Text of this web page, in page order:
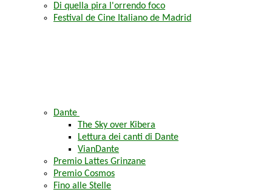
Di quella pira l'orrendo foco
Festival de Cine Italiano de Madrid
Dante
The Sky over Kibera
Lettura dei canti di Dante
VianDante
Premio Lattes Grinzane
Premio Cosmos
Fino alle Stelle